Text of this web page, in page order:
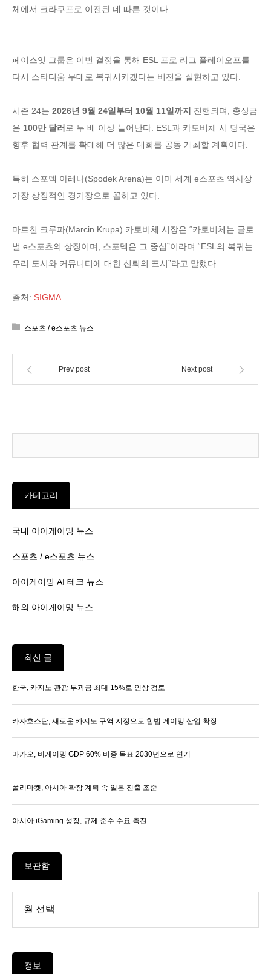
체에서 크라쿠프로 이전된 데 따른 것이다.
페이스잇 그룹은 이번 결정을 통해 ESL 프로 리그 플레이오프를
다시 스타디움 무대로 복귀시키겠다는 비전을 실현하고 있다.
시즌 24는 2026년 9월 24일부터 10월 11일까지 진행되며, 총상금
은 100만 달러 로 두 배 이상 늘어난다. ESL과 카토비체 시 당국은
향후 협력 관계를 확대해 더 많은 대회를 공동 개최할 계획이다.
특히 스포덱 아레나(Spodek Arena)는 이미 세계 e스포츠 역사상
가장 상징적인 경기장으로 꼽히고 있다.
마르친 크루파(Marcin Krupa) 카토비체 시장은 “카토비체는 글로
벌 e스포츠의 상징이며, 스포덱은 그 중심”이라며 “ESL의 복귀는
우리 도시와 커뮤니티에 대한 신뢰의 표시”라고 말했다.
출처: SIGMA
스포츠 / e스포츠 뉴스
Prev post Next post
카테고리
국내 아이게이밍 뉴스
스포츠 / e스포츠 뉴스
아이게이밍 AI 테크 뉴스
해외 아이게이밍 뉴스
최신 글
한국, 카지노 관광 부과금 최대 15%로 인상 검토
카자흐스탄, 새로운 카지노 구역 지정으로 합법 게이밍 산업 확장
마카오, 비게이밍 GDP 60% 비중 목표 2030년으로 연기
폴리마켓, 아시아 확장 계획 속 일본 진출 조준
아시아 iGaming 성장, 규제 준수 수요 촉진
보관함
정보